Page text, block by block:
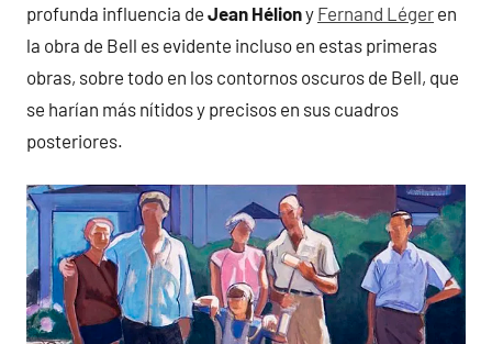
profunda influencia de Jean Héliony Fernand Léger en
la obra de Bell es evidente incluso en estas primeras
obras, sobre todo en los contornos oscuros de Bell, que
se harían más nítidos y precisos en sus cuadros
posteriores.